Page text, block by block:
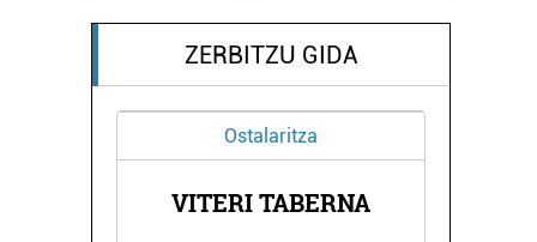
ZERBITZU GIDA
Ostalaritza
VITERI TABERNA